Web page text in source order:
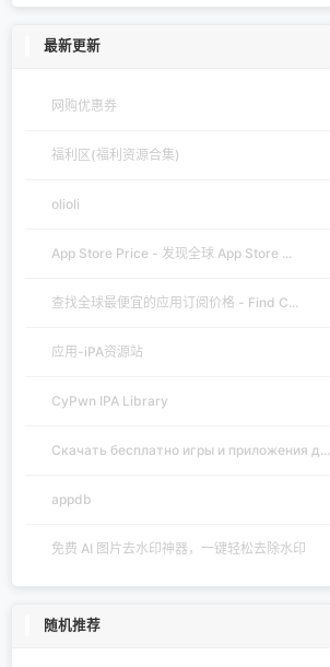
最新更新
网购优惠券
福利区(福利资源合集)
olioli
App Store Price - 发现全球 App Store ...
查找全球最便宜的应用订阅价格 - Find C...
应用-iPA资源站
CyPwn IPA Library
Скачать бесплатно игры и приложения д...
appdb
免费 AI 图片去水印神器，一键轻松去除水印
随机推荐